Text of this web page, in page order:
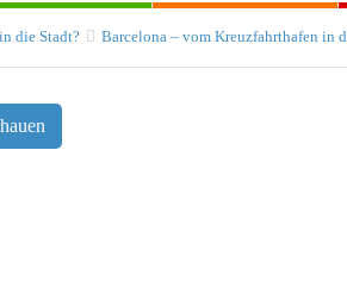
die Stadt? Barcelona – vom Kreuzfahrthafen in